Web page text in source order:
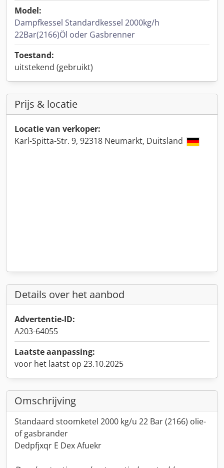
Model:
Dampfkessel Standardkessel 2000kg/h
22Bar(2166)Öl oder Gasbrenner
Toestand:
uitstekend (gebruikt)
Prijs & locatie
Locatie van verkoper:
Karl-Spitta-Str. 9, 92318 Neumarkt, Duitsland
Details over het aanbod
Advertentie-ID:
A203-64055
Laatste aanpassing:
voor het laatst op 23.10.2025
Omschrijving
Standaard stoomketel 2000 kg/u 22 Bar (2166) olie-
of gasbrander
Dedpfjxqr E Dex Afuekr